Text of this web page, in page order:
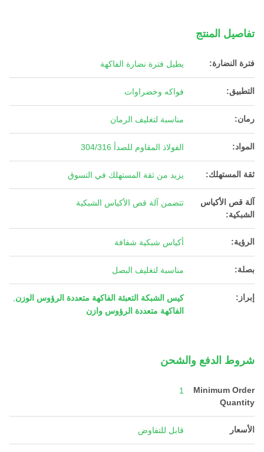
تفاصيل المنتج
فترة النضارة: يطيل فترة نضارة الفاكهة
التطبيق: فواكه وخضراوات
رمان: مناسبة لتغليف الرمان
المواد: الفولاذ المقاوم للصدأ 304/316
ثقة المستهلك: يزيد من ثقة المستهلك في التسوق
آلة قص الأكياس
الشبكية:
تتضمن آلة قص الأكياس الشبكية
الرؤية: أكياس شبكية شفافة
بصلة: مناسبة لتغليف البصل
إبراز: كيس الشبكة التعبئة الفاكهة متعددة الرؤوس الوزن
الفاكهة متعددة الرؤوس وازن
شروط الدفع والشحن
Minimum Order
Quantity
1
الأسعار قابل للتفاوض